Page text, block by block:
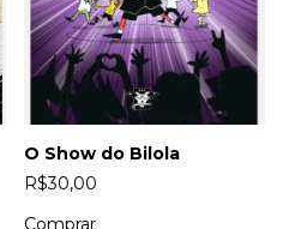
O Show do Bilola
R$30,00